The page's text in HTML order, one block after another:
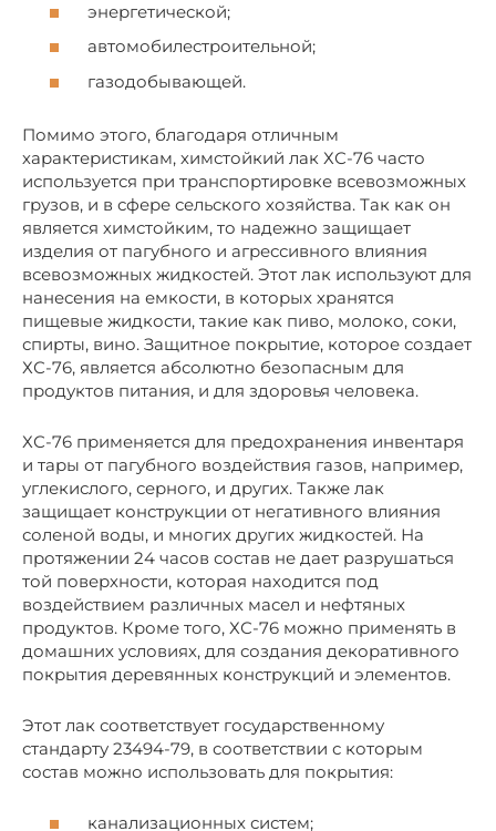
энергетической;
автомобилестроительной;
газодобывающей.
Помимо этого, благодаря отличным
характеристикам, химстойкий лак ХС-76 часто
используется при транспортировке всевозможных
грузов, и в сфере сельского хозяйства. Так как он
является химстойким, то надежно защищает
изделия от пагубного и агрессивного влияния
всевозможных жидкостей. Этот лак используют для
нанесения на емкости, в которых хранятся
пищевые жидкости, такие как пиво, молоко, соки,
спирты, вино. Защитное покрытие, которое создает
ХС-76, является абсолютно безопасным для
продуктов питания, и для здоровья человека.
ХС-76 применяется для предохранения инвентаря
и тары от пагубного воздействия газов, например,
углекислого, серного, и других. Также лак
защищает конструкции от негативного влияния
соленой воды, и многих других жидкостей. На
протяжении 24 часов состав не дает разрушаться
той поверхности, которая находится под
воздействием различных масел и нефтяных
продуктов. Кроме того, ХС-76 можно применять в
домашних условиях, для создания декоративного
покрытия деревянных конструкций и элементов.
Этот лак соответствует государственному
стандарту 23494-79, в соответствии с которым
состав можно использовать для покрытия:
канализационных систем;